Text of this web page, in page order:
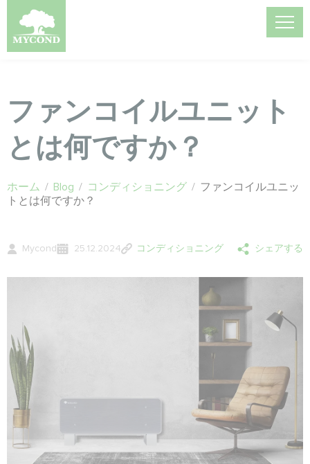
ファンコイルユニット
とは何ですか？
ホーム / Blog / コンディショニング / ファンコイルユニッ
トとは何ですか？
Mycond 25.12.2024 コンディショニング シェアする